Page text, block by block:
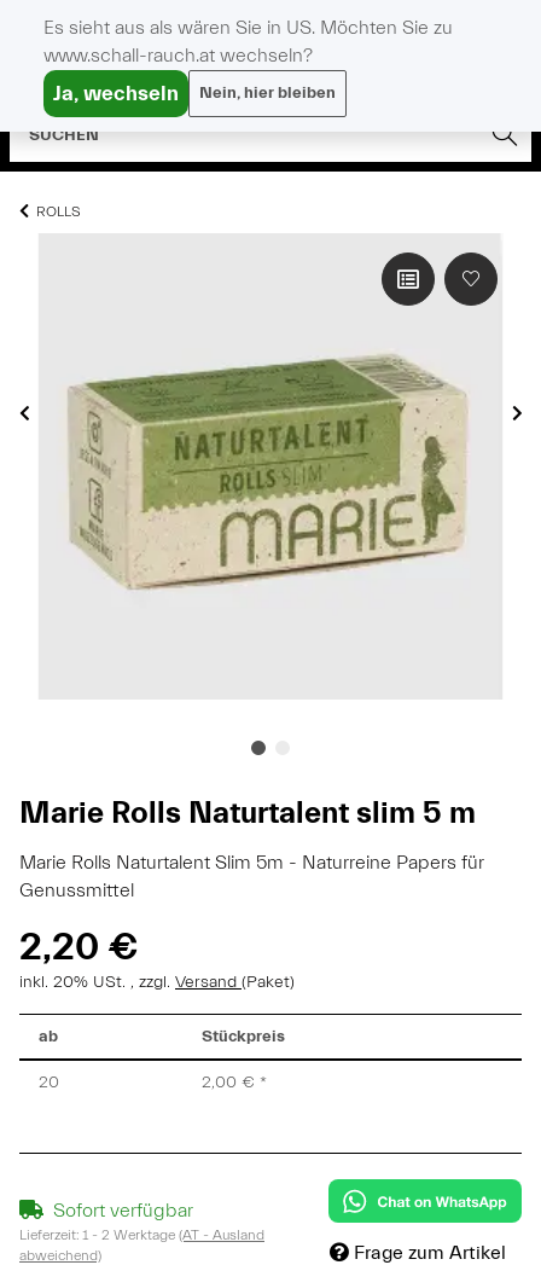
ROLLS
Marie Rolls Naturtalent slim 5 m
Marie Rolls Naturtalent Slim 5m - Naturreine Papers für
Genussmittel
2,20 €
inkl. 20% USt. , zzgl. Versand (Paket)
ab Stückpreis
20 2,00 € *
Sofort verfügbar
Lieferzeit: 1 - 2 Werktage (AT - Ausland
abweichend)
Frage zum Artikel
Es sieht aus als wären Sie in US. Möchten Sie zu
www.schall-rauch.at wechseln?
Ja, wechseln Nein, hier bleiben